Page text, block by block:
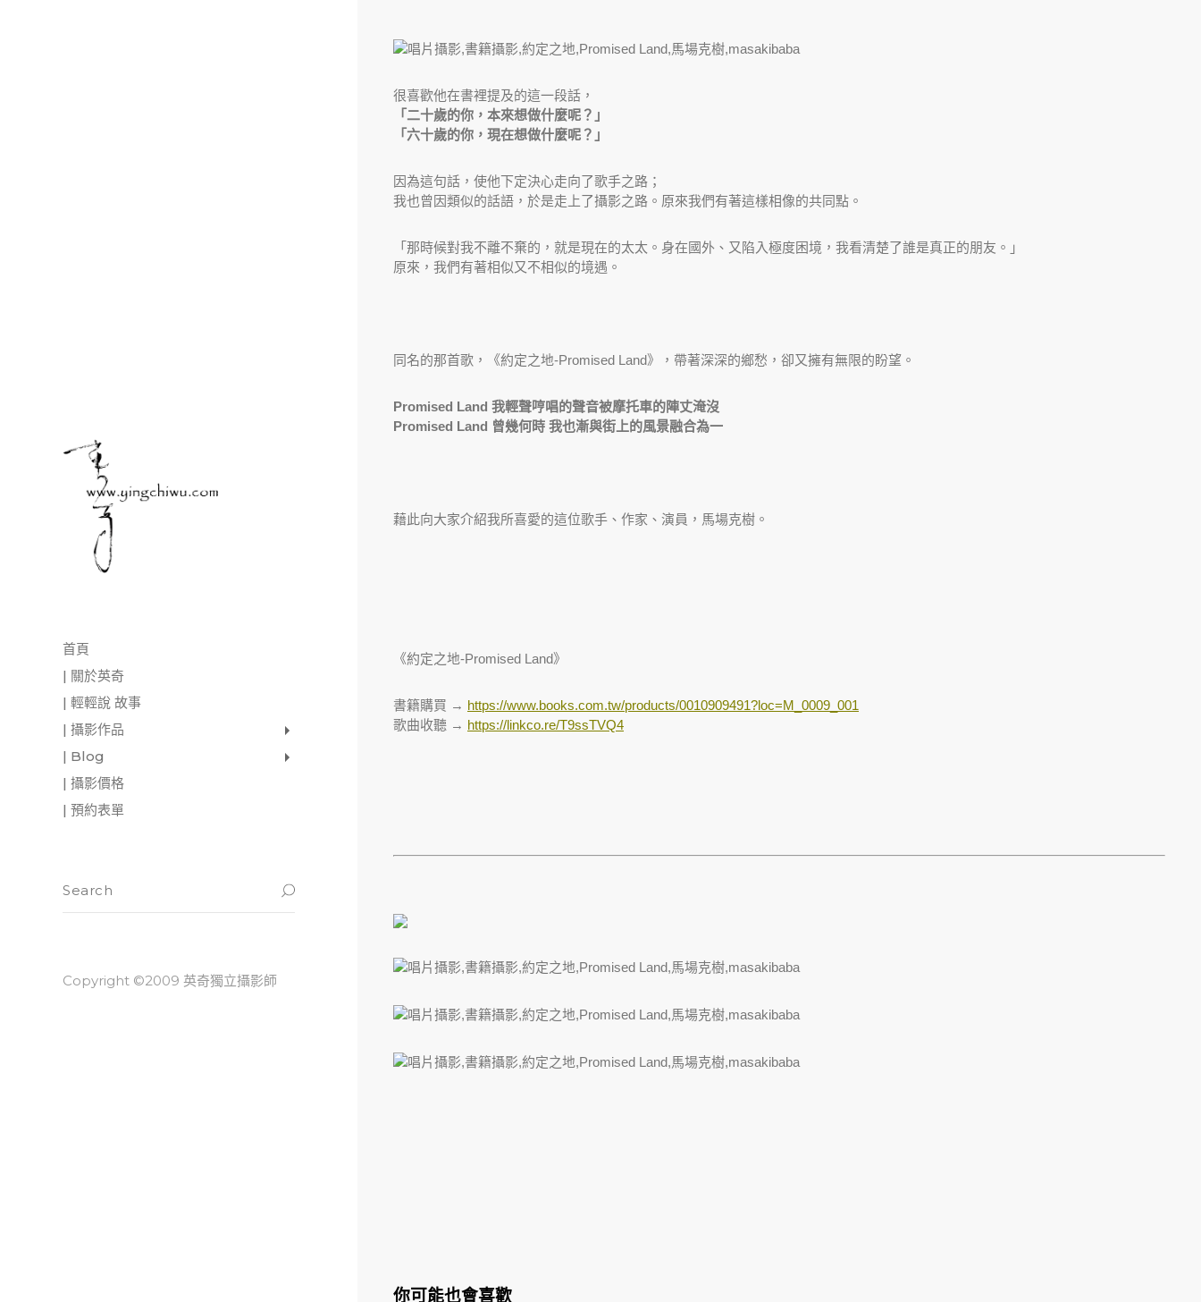
首頁
| 關於英奇
| 輕輕說 故事
| 攝影作品
| Blog
| 攝影價格
| 預約表單
Copyright ©2009 英奇獨立攝影師
很喜歡他在書裡提及的這一段話，
「二十歲的你，本來想做什麼呢？」
「六十歲的你，現在想做什麼呢？」
因為這句話，使他下定決心走向了歌手之路；
我也曾因類似的話語，於是走上了攝影之路。原來我們有著這樣相像的共同點。
「那時候對我不離不棄的，就是現在的太太。身在國外、又陷入極度困境，我看清楚了誰是真正的朋友。」
原來，我們有著相似又不相似的境遇。
同名的那首歌，《約定之地-Promised Land》，帶著深深的鄉愁，卻又擁有無限的盼望。
Promised Land 我輕聲哼唱的聲音被摩托車的陣丈淹沒
Promised Land 曾幾何時 我也漸與街上的風景融合為一
藉此向大家介紹我所喜愛的這位歌手、作家、演員，馬場克樹。
《約定之地-Promised Land》
書籍購買 → https://www.books.com.tw/products/0010909491?loc=M_0009_001
歌曲收聽 → https://linkco.re/T9ssTVQ4
你可能也會喜歡